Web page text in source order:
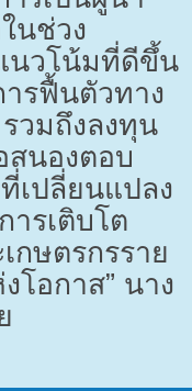
นช่วง
นวโน้มที่ดีขึ้น
รฟื้นตัวทาง
วมถึงลงทุน
นองตอบ
เปลี่ยนแปลง
ารเติบโต
กษตรกรราย
อกาส” นาง